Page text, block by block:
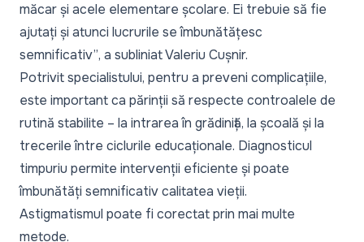
măcar și acele elementare școlare. Ei trebuie să fie
ajutați și atunci lucrurile se îmbunătățesc
semnificativ”, a subliniat Valeriu Cușnir.
Potrivit specialistului, pentru a preveni complicațiile,
este important ca părinții să respecte controalele de
rutină stabilite – la intrarea în grădiniță, la școală și la
trecerile între ciclurile educaționale. Diagnosticul
timpuriu permite intervenții eficiente și poate
îmbunătăți semnificativ calitatea vieții.
Astigmatismul poate fi corectat prin mai multe
metode.